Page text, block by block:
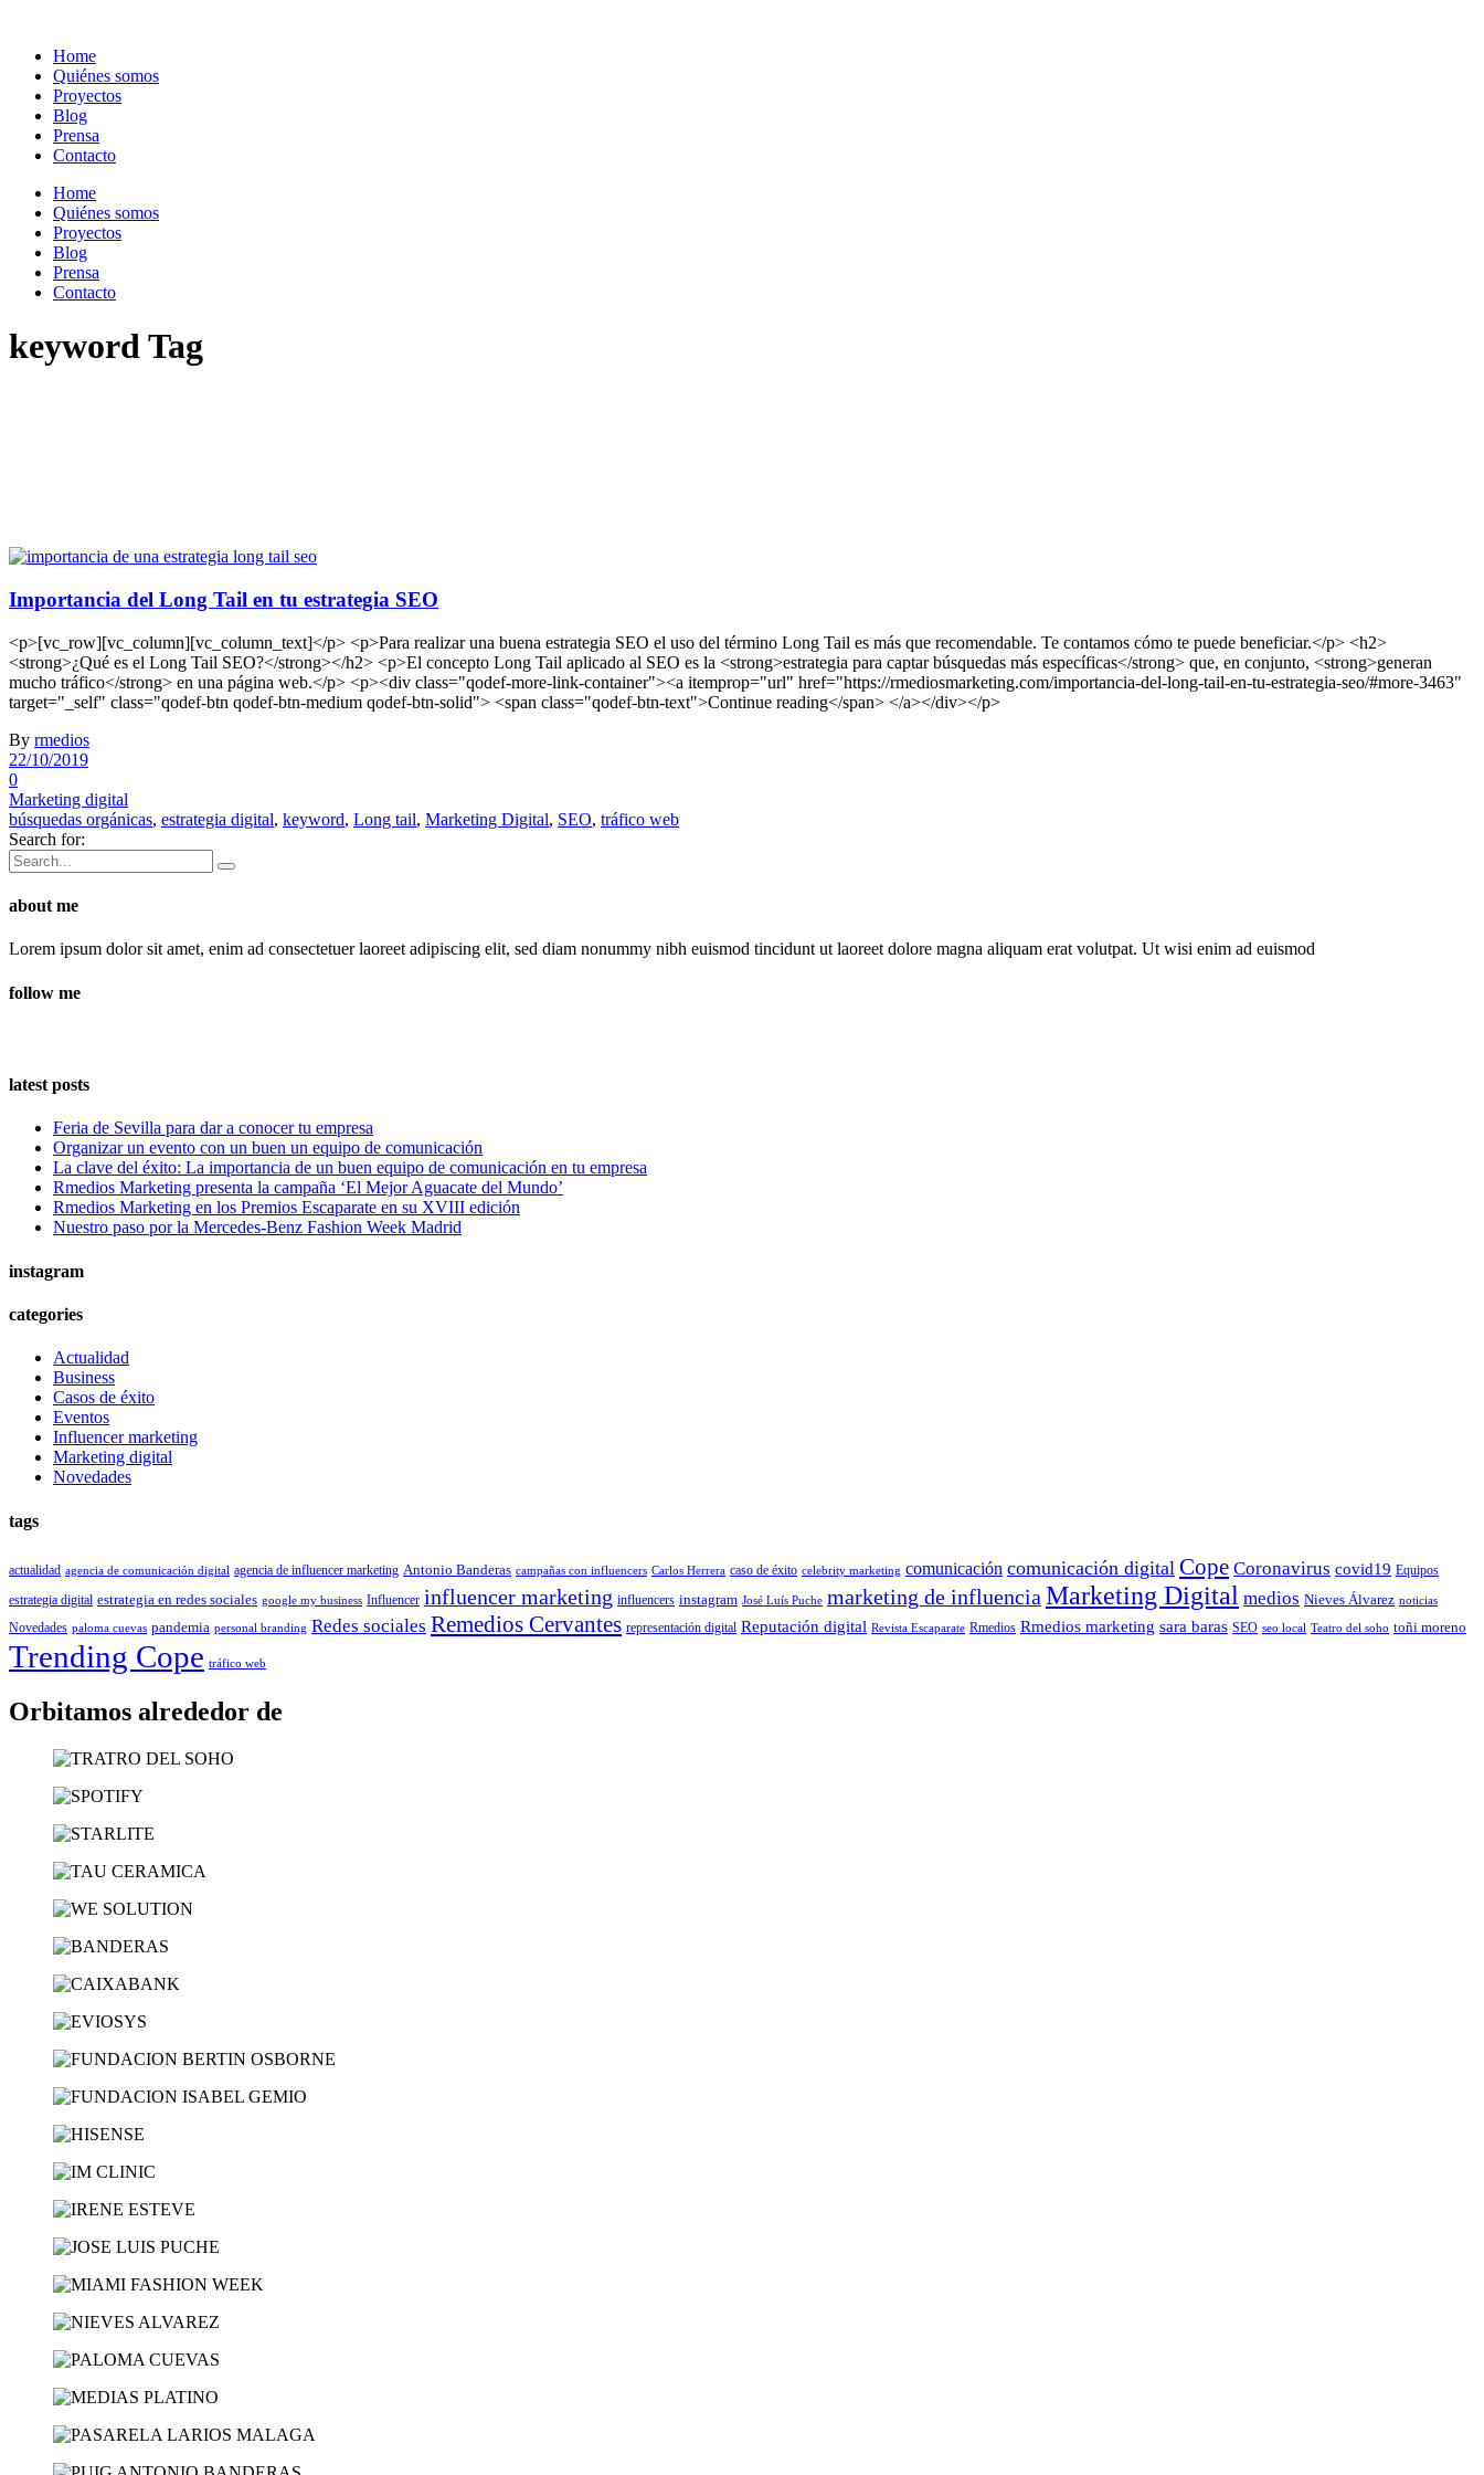
Home
Quiénes somos
Proyectos
Blog
Prensa
Contacto
Home
Quiénes somos
Proyectos
Blog
Prensa
Contacto
keyword Tag
Importancia del Long Tail en tu estrategia SEO
<p>[vc_row][vc_column][vc_column_text]</p> <p>Para realizar una buena estrategia SEO el uso del término Long Tail es más que recomendable. Te contamos cómo te puede beneficiar.</p> <h2>
<strong>¿Qué es el Long Tail SEO?</strong></h2> <p>El concepto Long Tail aplicado al SEO es la <strong>estrategia para captar búsquedas más específicas</strong> que, en conjunto, <strong>generan
mucho tráfico</strong> en una página web.</p> <p><div class="qodef-more-link-container"><a itemprop="url" href="https://rmediosmarketing.com/importancia-del-long-tail-en-tu-estrategia-seo/#more-3463"
target="_self" class="qodef-btn qodef-btn-medium qodef-btn-solid"> <span class="qodef-btn-text">Continue reading</span> </a></div></p>
By rmedios
22/10/2019
0
Marketing digital
búsquedas orgánicas, estrategia digital, keyword, Long tail, Marketing Digital, SEO, tráfico web
Search for:
about me
Lorem ipsum dolor sit amet, enim ad consectetuer laoreet adipiscing elit, sed diam nonummy nibh euismod tincidunt ut laoreet dolore magna aliquam erat volutpat. Ut wisi enim ad euismod
follow me
latest posts
Feria de Sevilla para dar a conocer tu empresa
Organizar un evento con un buen un equipo de comunicación
La clave del éxito: La importancia de un buen equipo de comunicación en tu empresa
Rmedios Marketing presenta la campaña ‘El Mejor Aguacate del Mundo’
Rmedios Marketing en los Premios Escaparate en su XVIII edición
Nuestro paso por la Mercedes-Benz Fashion Week Madrid
instagram
categories
Actualidad
Business
Casos de éxito
Eventos
Influencer marketing
Marketing digital
Novedades
tags
actualidad agencia de comunicación digital agencia de influencer marketing Antonio Banderas campañas con influencers Carlos Herrera caso de éxito celebrity marketing comunicación comunicación digital Cope Coronavirus covid19 Equipos
estrategia digital estrategia en redes sociales google my business Influencer influencer marketing influencers instagram José Luís Puche marketing de influencia Marketing Digital medios Nieves Álvarez noticias
Novedades paloma cuevas pandemia personal branding Redes sociales Remedios Cervantes representación digital Reputación digital Revista Escaparate Rmedios Rmedios marketing sara baras SEO seo local Teatro del soho toñi moreno
Trending Cope tráfico web
Orbitamos alrededor de